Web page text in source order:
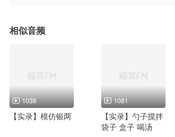
相似音频
1038
【实录】模仿银两
1081
【实录】勺子搅拌
袋子 盒子 喝汤